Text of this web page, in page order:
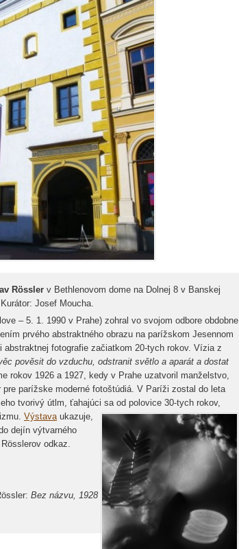
Rössler v Bethlenovom dome na Dolnej 8 v Banskej
Josef Moucha.
– 5. 1. 1990 v Prahe) zohral vo svojom odbore obdobne
prvého abstraktného obrazu na parížskom Jesennom
fotografie začiatkom 20-tych rokov. Vízia z
pověsit do vzduchu, odstranit světlo a aparát a dostat
rokov 1926 a 1927, kedy v Prahe uzatvoril manželstvo,
parížske moderné fotoštúdiá. V Paríži zostal do leta
tvorivý útlm, ťahajúci sa od polovice 30-tych rokov,
Výstavaukazuje,
dejín výtvarného
odkaz.
Bez názvu, 1928